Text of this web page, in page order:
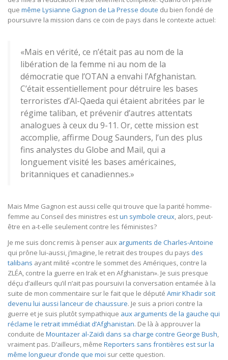
que même Lysianne Gagnon de La Presse doute du bien fondé de
poursuivre la mission dans ce coin de pays dans le contexte actuel:
«Mais en vérité, ce n’était pas au nom de la
libération de la femme ni au nom de la
démocratie que l’OTAN a envahi l’Afghanistan.
C’était essentiellement pour détruire les bases
terroristes d’Al-Qaeda qui étaient abritées par le
régime taliban, et prévenir d’autres attentats
analogues à ceux du 9-11. Or, cette mission est
accomplie, affirme Doug Saunders, l’un des plus
fins analystes du Globe and Mail, qui a
longuement visité les bases américaines,
britanniques et canadiennes.»
Mais Mme Gagnon est aussi celle qui trouve que la parité homme-
femme au Conseil des ministres estun symbole creux, alors, peut-
être en a-t-elle seulement contre les féministes?
Je me suis donc remis à penser aux arguments de Charles-Antoine
qui prône lui-aussi, j’imagine, le retrait des troupes du pays des
talibans ayant milité «contre le sommet des Amériques, contre la
ZLÉA, contre la guerre en Irak et en Afghanistan». Je suis presque
déçu d’ailleurs qu’il n’ait pas poursuivi la conversation entamée à la
suite de mon commentaire sur le fait que le député Amir Khadir soit
devenu lui aussi lanceur de chaussure. Je suis a priori contre la
guerre et je suis plutôt sympathique aux arguments de la gauche qui
réclame le retrait immédiat d’Afghanistan. De là à approuver la
conduite de Mountazer al-Zaïdi dans sa charge contre George Bush,
vraiment pas. D’ailleurs, même Reporters sans frontières est sur la
même longueur d’onde que moi sur cette question.